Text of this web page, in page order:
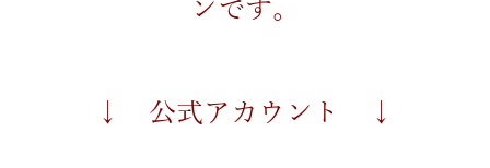
ンです。
↓ 公式アカウント ↓